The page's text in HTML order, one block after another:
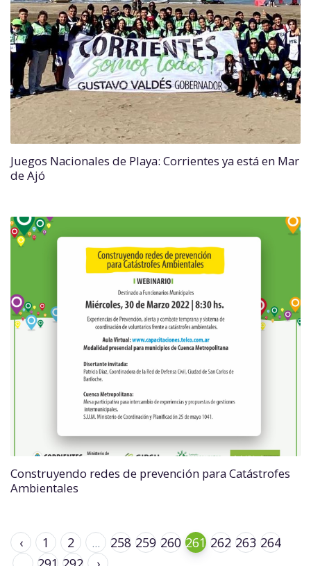
Juegos Nacionales de Playa: Corrientes ya está en Mar
de Ajó
Construyendo redes de prevención para Catástrofes
Ambientales
‹ 1 2 ... 258 259 260 261 262 263 264